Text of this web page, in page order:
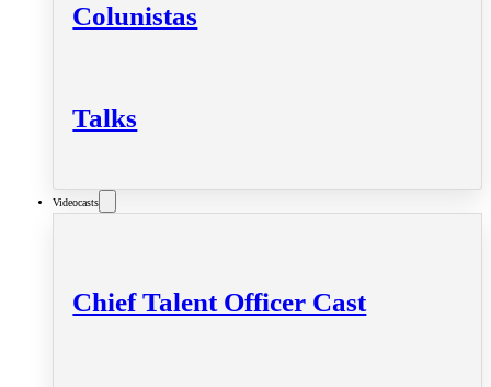
Colunistas
Talks
Videocasts
Chief Talent Officer Cast